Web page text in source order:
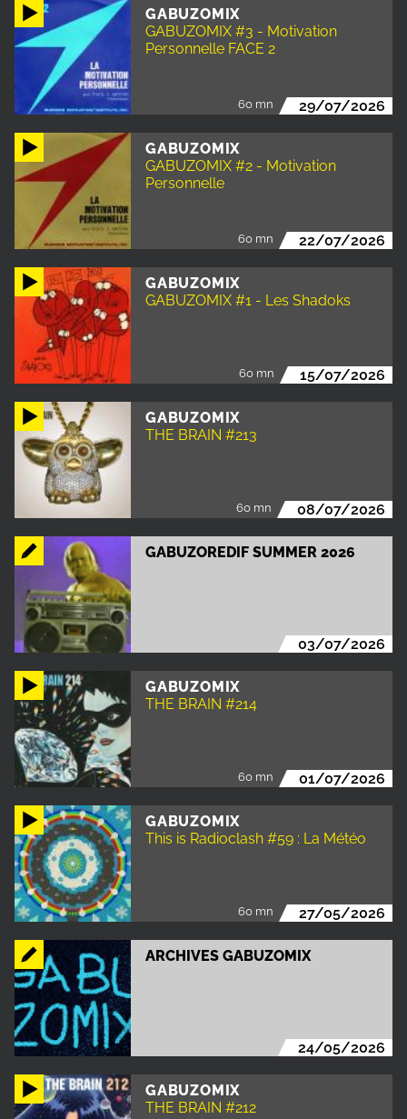
GABUZOMIX
GABUZOMIX #3 - Motivation
Personnelle FACE 2
60 mn 29/07/2026
GABUZOMIX
GABUZOMIX #2 - Motivation
Personnelle
60 mn 22/07/2026
GABUZOMIX
GABUZOMIX #1 - Les Shadoks
60 mn 15/07/2026
GABUZOMIX
THE BRAIN #213
60 mn 08/07/2026
GABUZOREDIF SUMMER 2026
03/07/2026
GABUZOMIX
THE BRAIN #214
60 mn 01/07/2026
GABUZOMIX
This is Radioclash #59 : La Météo
60 mn 27/05/2026
ARCHIVES GABUZOMIX
24/05/2026
GABUZOMIX
THE BRAIN #212